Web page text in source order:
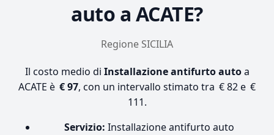
auto a ACATE?
Regione SICILIA
Il costo medio di Installazione antifurto autoa
ACATE è € 97, con un intervallo stimato tra € 82 e €
111.
Servizio: Installazione antifurto auto